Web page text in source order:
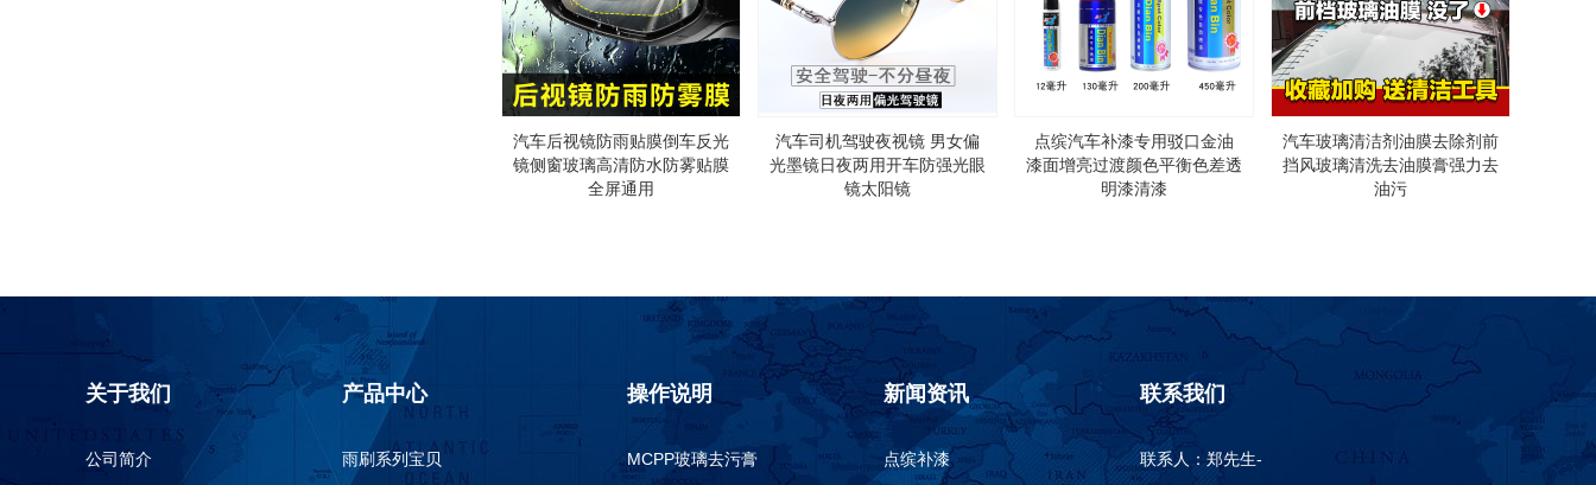
汽车后视镜防雨贴膜倒车反光
镜侧窗玻璃高清防水防雾贴膜
全屏通用
汽车司机驾驶夜视镜 男女偏
光墨镜日夜两用开车防强光眼
镜太阳镜
点缤汽车补漆专用驳口金油
漆面增亮过渡颜色平衡色差透
明漆清漆
汽车玻璃清洁剂油膜去除剂前
挡风玻璃清洗去油膜膏强力去
油污
关于我们
公司简介
产品中心
雨刷系列宝贝
操作说明
MCPP玻璃去污膏
新闻资讯
点缤补漆
联系我们
联系人：郑先生-